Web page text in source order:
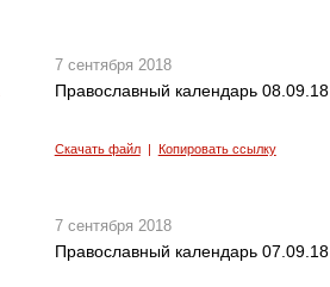
7 сентября 2018
Православный календарь 08.09.18
Скачать файл| Копировать ссылку
7 сентября 2018
Православный календарь 07.09.18